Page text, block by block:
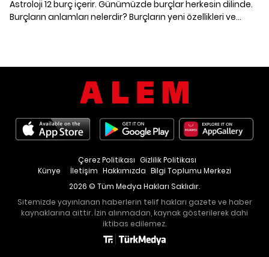
Astroloji 12 burç içerir. Günümüzde burçlar herkesin dilinde.
Burçların anlamları nelerdir? Burçların yeni özellikleri ve
Burçlar değişti mi? İşte astrolojide burçların anlamları..
Künye İletişim Hakkımızda Bilgi Toplumu Merkezi
Çerez Politikası Gizlilik Politikası
2026 © Tüm Medya Hakları Saklıdır.
Sitemizde yayınlanan haberlerin telif hakları gazete ve haber
kaynaklarına aittir. İzin alınmadan, kaynak gösterilerek dahi
iktibas edilemez.